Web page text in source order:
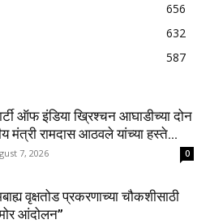
656
632
587
ऑफ इंडिया ख्रिश्चन आघाडीच्या दोन
मंत्री रामदास आठवले यांच्या हस्ते...
7, 2026 0
वृक्षतोड प्रकरणाच्या चौकशीसाठी
आंदोलन”